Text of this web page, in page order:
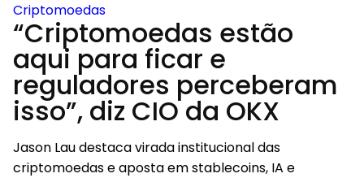
Criptomoedas
“Criptomoedas estão
aqui para ficar e
reguladores perceberam
isso”, diz CIO da OKX
Jason Lau destaca virada institucional das
criptomoedas e aposta em stablecoins, IA e